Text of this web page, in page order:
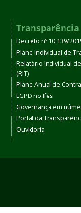
Transparência
Decreto nº 10.139/
Plano Individual de
Relatório Individual
(RIT)
Plano Anual de
LGPD no Ifes
Governança em
Portal da
Ouvidoria